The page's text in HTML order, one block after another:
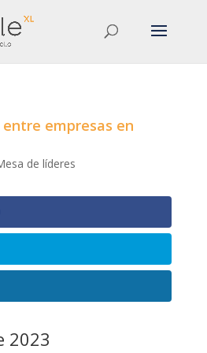
entre empresas en
de líderes
2023